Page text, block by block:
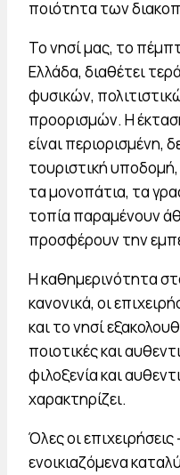
ποιότητα των
Το νησί μας, το
Ελλάδα, διαθέτει
φυσικών,
προορισμών. Η
είναι περιορισμένη,
τουριστική
τα μονοπάτια, τα
τοπία παραμένουν
προσφέρουν την
Η καθημερινότητα
κανονικά, οι
και το νησί
ποιοτικές και
φιλοξενία και
χαρακτηρίζει.
Όλες οι
ενοικιαζόμενα